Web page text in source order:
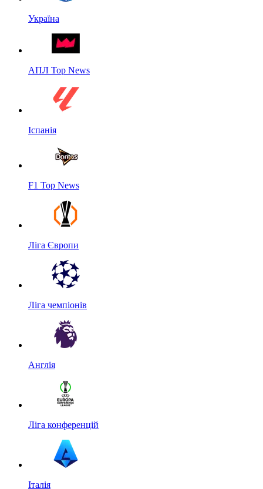
Україна
АПЛ Top News
Іспанія
F1 Top News
Ліга Європи
Ліга чемпіонів
Англія
Ліга конференцій
Італія